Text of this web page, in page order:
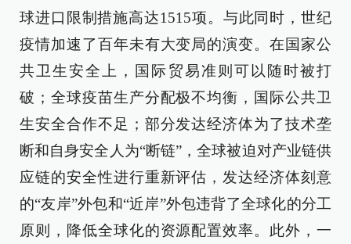
球进口限制措施高达1515项。与此同时，世纪
疫情加速了百年未有大变局的演变。在国家公
共卫生安全上，国际贸易准则可以随时被打
破；全球疫苗生产分配极不均衡，国际公共卫
生安全合作不足；部分发达经济体为了技术垄
断和自身安全人为“断链”，全球被迫对产业链供
应链的安全性进行重新评估，发达经济体刻意
的“友岸”外包和“近岸”外包违背了全球化的分工
原则，降低全球化的资源配置效率。此外，一